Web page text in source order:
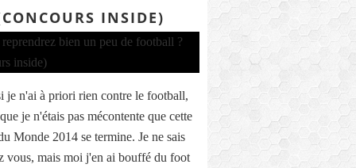
INSIDE)
je n'ai à priori rien contre le football,
je n'étais pas mécontente que cette
Monde 2014 se termine. Je ne sais
vous, mais moi j'en ai bouffé du foot